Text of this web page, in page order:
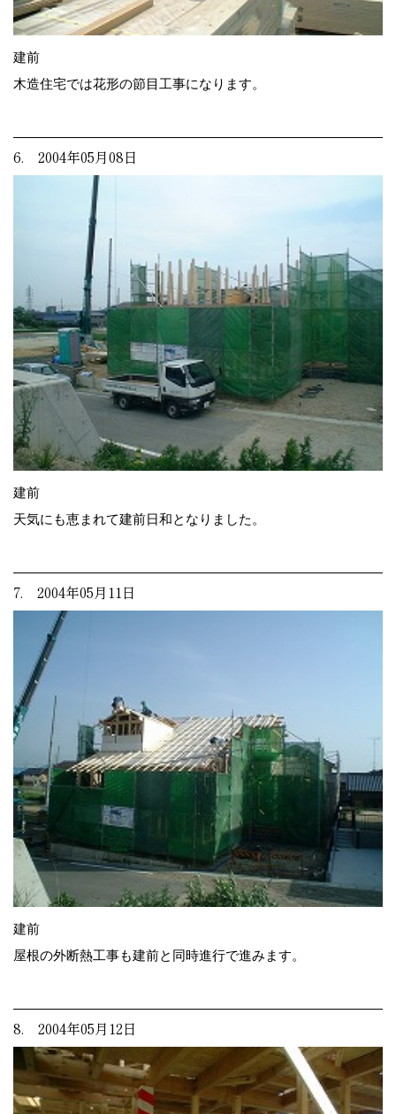
建前
木造住宅では花形の節目工事になります。
6. 2004年05月08日
建前
天気にも恵まれて建前日和となりました。
7. 2004年05月11日
建前
屋根の外断熱工事も建前と同時進行で進みます。
8. 2004年05月12日